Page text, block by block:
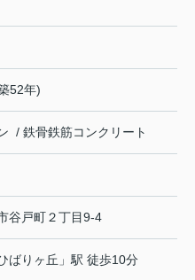
52年)
/ 鉄骨鉄筋コンクリート
谷戸町２丁目9-4
ばりヶ丘 」駅 徒歩10分